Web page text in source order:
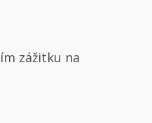
zážitku na